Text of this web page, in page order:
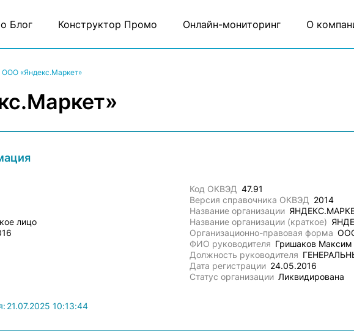
Блог Конструктор Промо Онлайн-мониторинг О
ООО «Яндекс.Маркет»
лицо
Код ОКВЭД 47.91
Версия справочника ОКВЭД 2014
Название организации
Название организации (краткое)
Организационно-правовая форма
ФИО руководителя Гришаков Максим
Должность руководителя
Дата регистрации 24.05.2016
Статус организации Ликвидирована
21.07.2025 10:13:44